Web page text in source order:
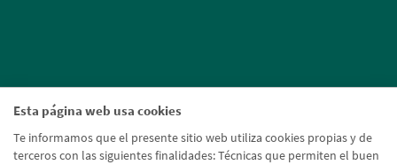
Esta página web usa cookies
Te informamos que el presente sitio web utiliza cookies propias y de
terceros con las siguientes finalidades: Técnicas que permiten el buen